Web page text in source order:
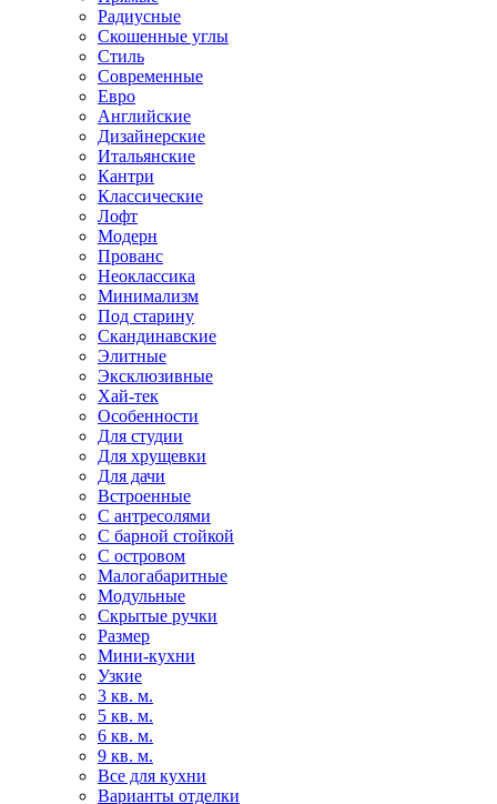
Радиусные
Скошенные углы
Стиль
Современные
Евро
Английские
Дизайнерские
Итальянские
Кантри
Классические
Лофт
Модерн
Прованс
Неоклассика
Минимализм
Под старину
Скандинавские
Элитные
Эксклюзивные
Хай-тек
Особенности
Для студии
Для хрущевки
Для дачи
Встроенные
С антресолями
С барной стойкой
С островом
Малогабаритные
Модульные
Скрытые ручки
Размер
Мини-кухни
Узкие
3 кв. м.
5 кв. м.
6 кв. м.
9 кв. м.
Все для кухни
Варианты отделки